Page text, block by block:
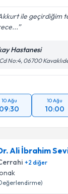
ile geçirdiğim
Hastanesi
No:4, 06700
10 Ağu
09:30
10 Ağu
10:00
Ali İbrahim
+2 diğer